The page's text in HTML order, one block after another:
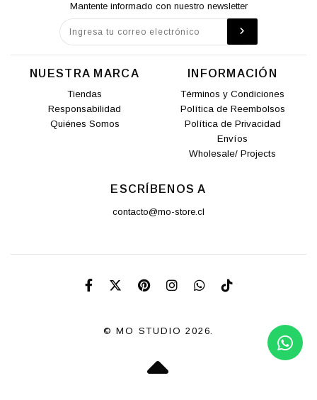
Mantente informado con nuestro newsletter
NUESTRA MARCA
Tiendas
Responsabilidad
Quiénes Somos
INFORMACIÓN
Términos y Condiciones
Política de Reembolsos
Política de Privacidad
Envíos
Wholesale/ Projects
ESCRÍBENOS A
contacto@mo-store.cl
© MO STUDIO 2026.